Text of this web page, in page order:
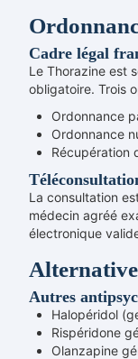
Cadre légal
Le Thorazine est
obligatoire. Trois
Ordonnance
Ordonnance
Récupération
La consultation
médecin agréé
électronique
Autres
Halopéridol
Rispéridone
Olanzapine